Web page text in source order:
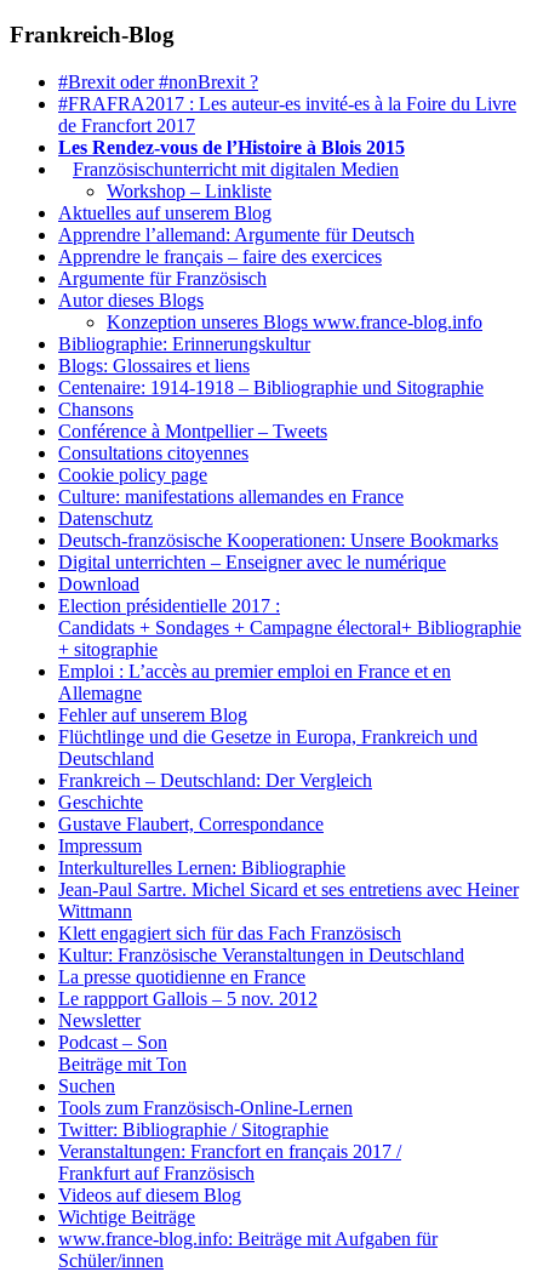
Frankreich-Blog
#Brexit oder #nonBrexit ?
#FRAFRA2017 : Les auteur-es invité-es à la Foire du Livre
de Francfort 2017
Les Rendez-vous de l’Histoire à Blois 2015
Französischunterricht mit digitalen Medien
Workshop – Linkliste
Aktuelles auf unserem Blog
Apprendre l’allemand: Argumente für Deutsch
Apprendre le français – faire des exercices
Argumente für Französisch
Autor dieses Blogs
Konzeption unseres Blogs www.france-blog.info
Bibliographie: Erinnerungskultur
Blogs: Glossaires et liens
Centenaire: 1914-1918 – Bibliographie und Sitographie
Chansons
Conférence à Montpellier – Tweets
Consultations citoyennes
Cookie policy page
Culture: manifestations allemandes en France
Datenschutz
Deutsch-französische Kooperationen: Unsere Bookmarks
Digital unterrichten – Enseigner avec le numérique
Download
Election présidentielle 2017 :
Candidats + Sondages + Campagne électoral+ Bibliographie
+ sitographie
Emploi : L’accès au premier emploi en France et en
Allemagne
Fehler auf unserem Blog
Flüchtlinge und die Gesetze in Europa, Frankreich und
Deutschland
Frankreich – Deutschland: Der Vergleich
Geschichte
Gustave Flaubert, Correspondance
Impressum
Interkulturelles Lernen: Bibliographie
Jean-Paul Sartre. Michel Sicard et ses entretiens avec Heiner
Wittmann
Klett engagiert sich für das Fach Französisch
Kultur: Französische Veranstaltungen in Deutschland
La presse quotidienne en France
Le rappport Gallois – 5 nov. 2012
Newsletter
Podcast – Son
Beiträge mit Ton
Suchen
Tools zum Französisch-Online-Lernen
Twitter: Bibliographie / Sitographie
Veranstaltungen: Francfort en français 2017 /
Frankfurt auf Französisch
Videos auf diesem Blog
Wichtige Beiträge
www.france-blog.info: Beiträge mit Aufgaben für
Schüler/innen